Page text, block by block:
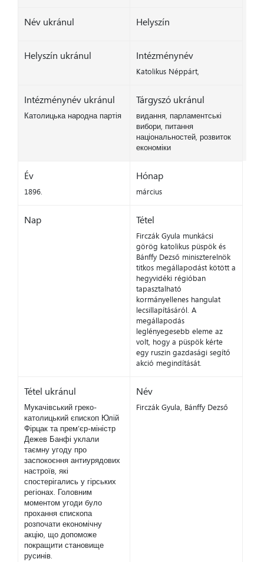
Név ukránul Helyszín
Helyszín ukránul Intézménynév
Katolikus Néppárt,
Intézménynév ukránul
Католицька народна партія
Tárgyszó ukránul
видання, парламентські
вибори, питання
національностей, розвиток
економіки
Év
1896.
Hónap
március
Nap Tétel
Firczák Gyula munkácsi
görög katolikus püspök és
Bánffy Dezső miniszterelnök
titkos megállapodást kötött a
hegyvidéki régióban
tapasztalható
kormányellenes hangulat
lecsillapításáról. A
megállapodás
leglényegesebb eleme az
volt, hogy a püspök kérte
egy ruszin gazdasági segítő
akció megindítását.
Tétel ukránul
Мукачівський греко-
католицький єпископ Юлій
Фірцак та прем’єр-міністр
Дежев Банфі уклали
таємну угоду про
заспокоєння антиурядових
настроїв, які
спостерігались у гірських
регіонах. Головним
моментом угоди було
прохання єпископа
розпочати економічну
акцію, що допоможе
покращити становище
русинів.
Név
Firczák Gyula, Bánffy Dezső